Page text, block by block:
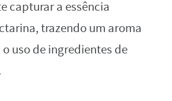
capturar a essência
trazendo um aroma
uso de ingredientes de